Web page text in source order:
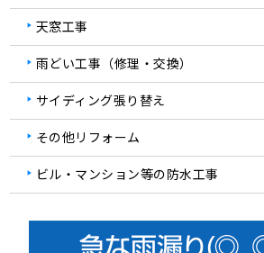
天窓工事
雨どい工事（修理・交換）
サイディング張り替え
その他リフォーム
ビル・マンション等の防水工事